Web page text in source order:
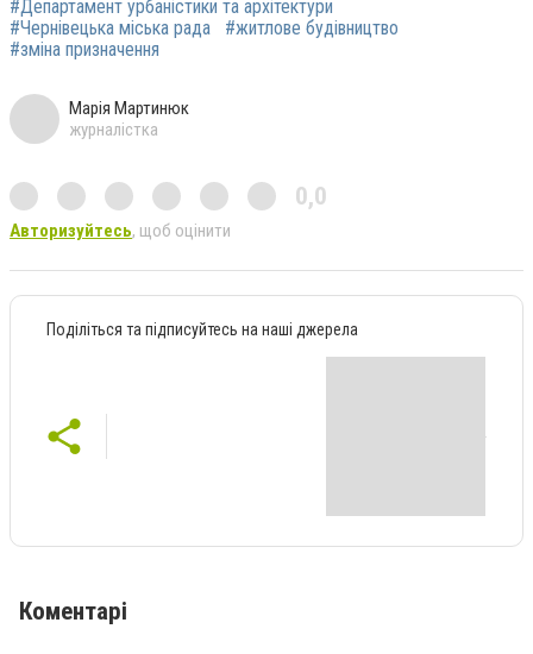
#Департамент урбаністики та архітектури
#Чернівецька міська рада
#житлове будівництво
#зміна призначення
Марія Мартинюк
журналістка
0,0
Авторизуйтесь, щоб оцінити
Поділіться та підписуйтесь на наші джерела
Коментарі